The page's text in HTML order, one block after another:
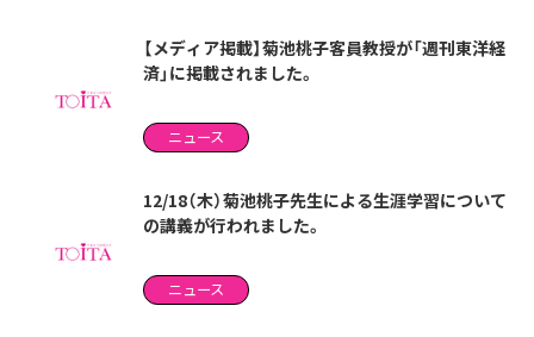
【メディア掲載】菊池桃子客員教授が「週刊東洋経
済」に掲載されました。
ニュース
12/18（木）菊池桃子先生による生涯学習について
の講義が行われました。
ニュース